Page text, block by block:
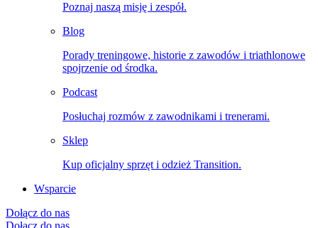
Poznaj naszą misję i zespół.
Blog
Porady treningowe, historie z zawodów i triathlonowe
spojrzenie od środka.
Podcast
Posłuchaj rozmów z zawodnikami i trenerami.
Sklep
Kup oficjalny sprzęt i odzież Transition.
Wsparcie
Dołącz do nas
Dołącz do nas